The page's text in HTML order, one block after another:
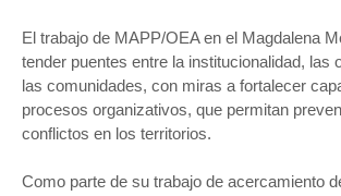
El trabajo de MAPP/OEA en el Magdalena
tender puentes entre la institucionalidad, las
las comunidades, con miras a fortalecer
procesos organizativos, que permitan
conflictos en los territorios.
Como parte de su trabajo de acercamiento